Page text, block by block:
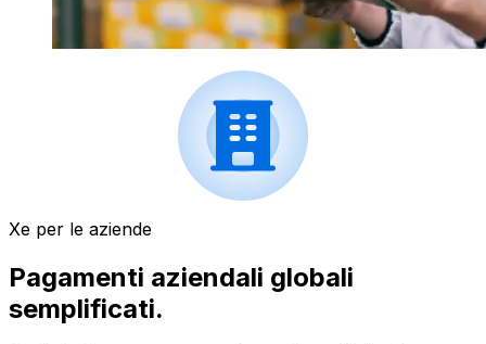
Xe per le aziende
Pagamenti aziendali globali
semplificati.